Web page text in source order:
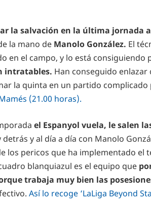
la salvación en la última jornada
la mano de Manolo González. El
en el campo, y lo está consiguiendo
intratables. Han conseguido
la quinta en un partido complicado
(21.00 horas).
el Espanyol vuela, le salen
detrás y al día a día con Manolo
los pericos que ha implementado el
blanquiazul es el equipo que
trabaja muy bien las
Así lo recoge ‘LaLiga Beyond